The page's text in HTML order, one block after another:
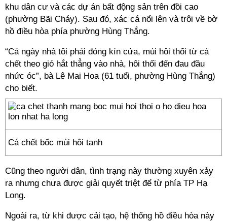
khu dân cư và các dự án bất động sản trên đồi cao
(phường Bãi Cháy). Sau đó, xác cá nổi lên và trôi về bờ
hồ điều hòa phía phường Hùng Thắng.
“Cả ngày nhà tôi phải đóng kín cửa, mùi hôi thối từ cá
chết theo gió hắt thẳng vào nhà, hôi thối đến đau đầu
nhức óc”, bà Lê Mai Hoa (61 tuổi, phường Hùng Thắng)
cho biết.
Cá chết bốc mùi hôi tanh
Cũng theo người dân, tình trạng này thường xuyên xảy
ra nhưng chưa được giải quyết triệt để từ phía TP Hạ
Long.
Ngoài ra, từ khi được cải tạo, hệ thống hồ điều hòa này